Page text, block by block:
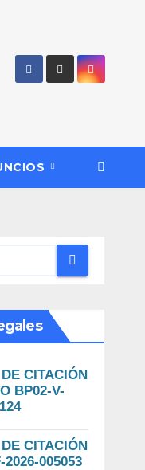
CITACIÓN
BP02-V-
CITACIÓN
2026-005053